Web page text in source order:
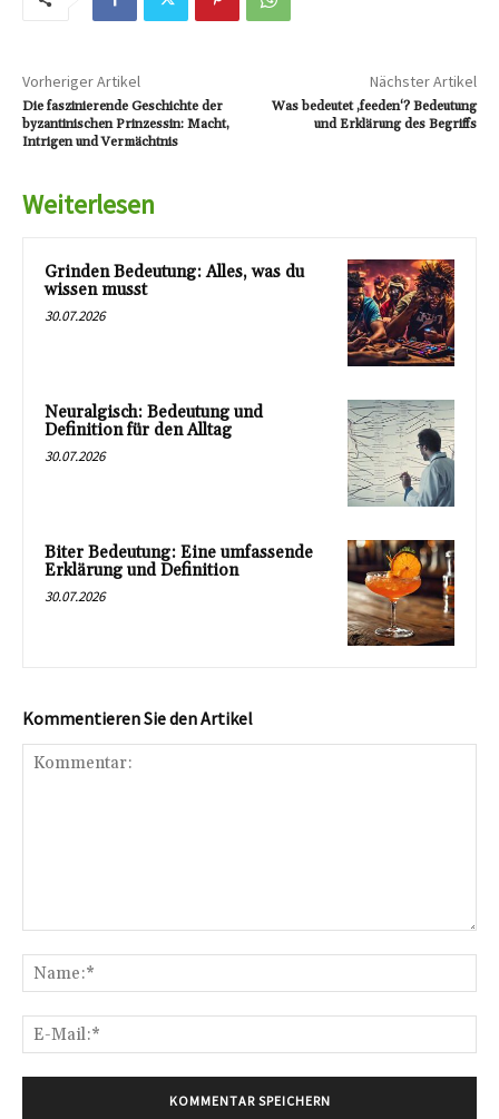
Vorheriger Artikel
Die faszinierende Geschichte der
byzantinischen Prinzessin: Macht,
Intrigen und Vermächtnis
Nächster Artikel
Was bedeutet ‚feeden‘? Bedeutung
und Erklärung des Begriffs
Weiterlesen
Grinden Bedeutung: Alles, was du
wissen musst
30.07.2026
Neuralgisch: Bedeutung und
Definition für den Alltag
30.07.2026
Biter Bedeutung: Eine umfassende
Erklärung und Definition
30.07.2026
Kommentieren Sie den Artikel